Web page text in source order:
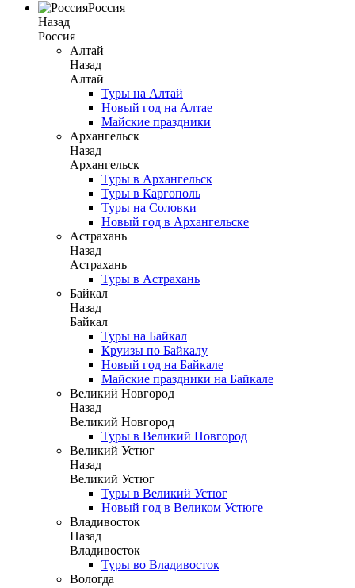
Россия
Назад
Россия
Алтай
Назад
Алтай
Туры на Алтай
Новый год на Алтае
Майские праздники
Архангельск
Назад
Архангельск
Туры в Архангельск
Туры в Каргополь
Туры на Соловки
Новый год в Архангельске
Астрахань
Назад
Астрахань
Туры в Астрахань
Байкал
Назад
Байкал
Туры на Байкал
Круизы по Байкалу
Новый год на Байкале
Майские праздники на Байкале
Великий Новгород
Назад
Великий Новгород
Туры в Великий Новгород
Великий Устюг
Назад
Великий Устюг
Туры в Великий Устюг
Новый год в Великом Устюге
Владивосток
Назад
Владивосток
Туры во Владивосток
Вологда